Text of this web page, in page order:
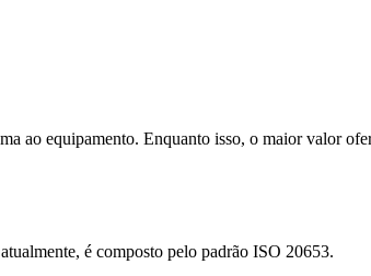
ao equipamento. Enquanto isso, o maior valor
é composto pelo padrão ISO 20653.